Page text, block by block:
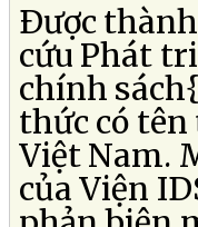
Ðược
cứu Phát
chính
thức có tên
Việt Nam.
của Viện